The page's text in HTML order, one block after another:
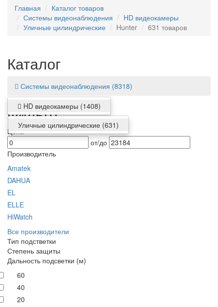
Главная
Каталог товаров
Системы видеонаблюдения
HD видеокамеры
Уличные цилиндрические
Hunter 631 товаров
Каталог
Системы видеонаблюдения (8318)
HD видеокамеры (1408)
Уличные цилиндрические (631)
Фильтр
Цена
от/до
Производитель
Amatek
DAHUA
EL
ELLE
HiWatch
Все производители
Тип подстветки
Степень защиты
Дальность подсветки (м)
60
40
20